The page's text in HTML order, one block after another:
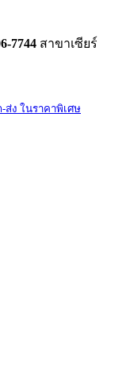
7744 สาขาเซียร์
ส่ง ในราคาพิเศษ